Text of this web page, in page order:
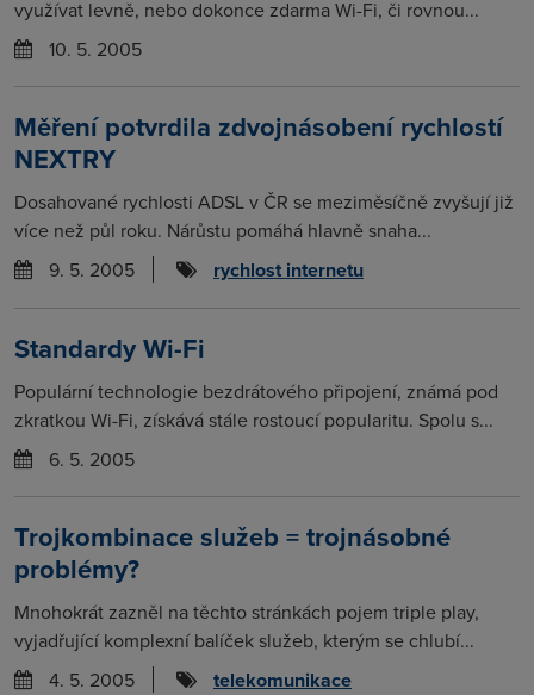
využívat levně, nebo dokonce zdarma Wi-Fi, či rovnou...
10. 5. 2005
Měření potvrdila zdvojnásobení rychlostí
NEXTRY
Dosahované rychlosti ADSL v ČR se meziměsíčně zvyšují již
více než půl roku. Nárůstu pomáhá hlavně snaha...
9. 5. 2005
rychlost internetu
Standardy Wi-Fi
Populární technologie bezdrátového připojení, známá pod
zkratkou Wi-Fi, získává stále rostoucí popularitu. Spolu s...
6. 5. 2005
Trojkombinace služeb = trojnásobné
problémy?
Mnohokrát zazněl na těchto stránkách pojem triple play,
vyjadřující komplexní balíček služeb, kterým se chlubí...
4. 5. 2005
telekomunikace